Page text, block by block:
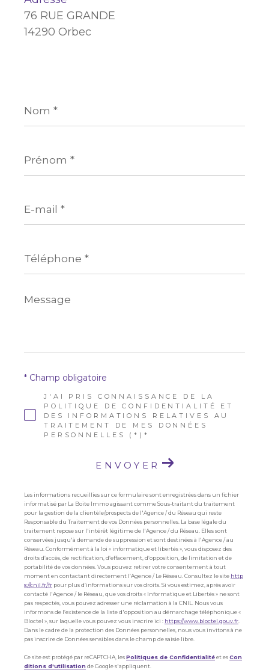
76 RUE GRANDE
14290 Orbec
*
*
mail
*
*
Message
*
J'AI PRIS CONNAISSANCE DE LA
POLITIQUE DE CONFIDENTIALITÉ ET
DES INFORMATIONS RELATIVES AU
TRAITEMENT DE MES DONNÉES
PERSONNELLES (*)*
* Champ obligatoire
ENVOYER
Les informations recueillies sur ce formulaire sont enregistrées dans un fichier
informatisé par La Boite Immo agissant comme Sous-traitant du traitement
pour la gestion de la clientèle/prospects de l'Agence / du Réseau qui reste
Responsable du Traitement de vos Données personnelles. La base légale du
traitement repose sur l'intérêt légitime de l'Agence / du Réseau. Elles sont
conservées jusqu'à demande de suppression et sont destinées à l'Agence / au
Réseau. Conformément à la loi « informatique et libertés », vous disposez des
droits d’accès, de rectification, d’effacement, d’opposition, de limitation et de
portabilité de vos données. Vous pouvez retirer votre consentement à tout
moment en contactant directement l’Agence / Le Réseau. Consultez le site http
s://cnil.fr/fr pour plus d’informations sur vos droits. Si vous estimez, après avoir
contacté l'Agence / le Réseau, que vos droits « Informatique et Libertés » ne sont
pas respectés, vous pouvez adresser une réclamation à la CNIL. Nous vous
informons de l’existence de la liste d'opposition au démarchage téléphonique «
Bloctel », sur laquelle vous pouvez vous inscrire ici : https://www.bloctel.gouv.fr
Dans le cadre de la protection des Données personnelles, nous vous invitons à ne
pas inscrire de Données sensibles dans le champ de saisie libre.
Ce site est protégé par reCAPTCHA, lesPolitiques de Confidentialitéet esCon
ditions d'utilisation de Google s'appliquent.